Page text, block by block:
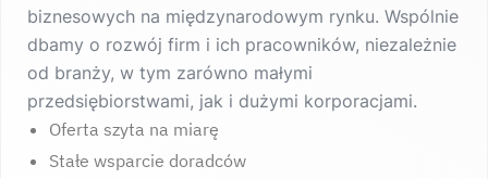
biznesowych na międzynarodowym rynku. Wspólnie
dbamy o rozwój firm i ich pracowników, niezależnie
od branży, w tym zarówno małymi
przedsiębiorstwami, jak i dużymi korporacjami.
Oferta szyta na miarę
Stałe wsparcie doradców